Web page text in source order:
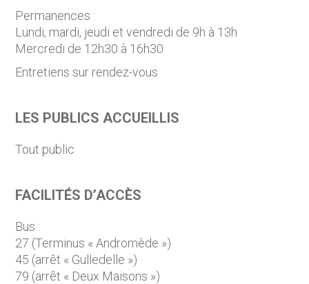
Permanences :
Lundi, mardi, jeudi et vendredi de 9h à 13h
Mercredi de 12h30 à 16h30
Entretiens sur rendez-vous
LES PUBLICS ACCUEILLIS
Tout public
FACILITÉS D’ACCÈS
Bus :
27 (Terminus « Andromède »)
45 (arrêt « Gulledelle »)
79 (arrêt « Deux Maisons »)